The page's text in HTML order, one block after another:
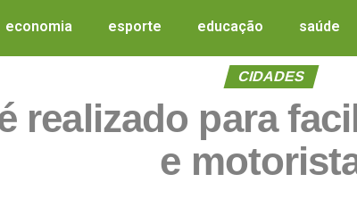
economia esporte educação saúde
CIDADES
realizado para
e